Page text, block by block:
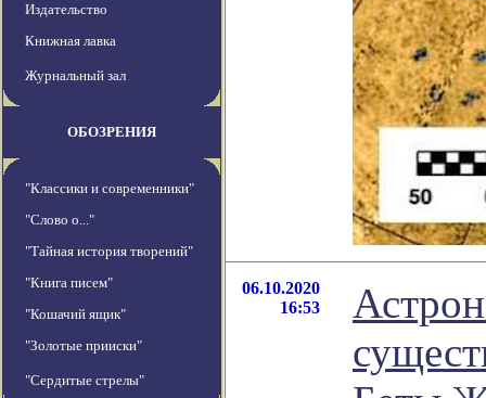
Издательство
Книжная лавка
Журнальный зал
ОБОЗРЕНИЯ
"Классики и современники"
"Слово о..."
"Тайная история творений"
"Книга писем"
"Кошачий ящик"
"Золотые прииски"
"Сердитые стрелы"
06.10.2020
16:53